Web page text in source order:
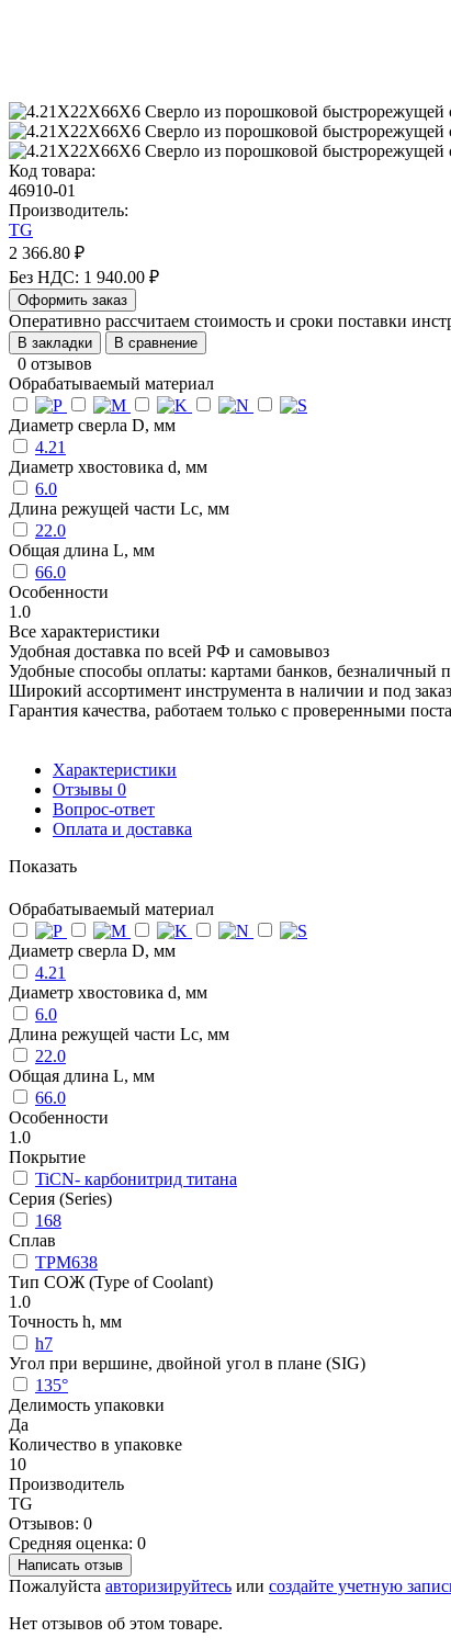
Код товара:
46910-01
Производитель:
TG
2 366.80 ₽
Без НДС: 1 940.00 ₽
Оформить заказ
Оперативно рассчитаем стоимость и сроки поставки
В закладки В сравнение
0 отзывов
Обрабатываемый материал
Диаметр сверла D, мм
4.21
Диаметр хвостовика d, мм
6.0
Длина режущей части Lc, мм
22.0
Общая длина L, мм
66.0
Особенности
1.0
Все характеристики
Удобная доставка по всей РФ и самовывоз
Удобные способы оплаты: картами банков, безналичный
Широкий ассортимент инструмента в наличии и под заказ
Гарантия качества, работаем только с проверенными
Характеристики
Отзывы 0
Вопрос-ответ
Оплата и доставка
Показать
Обрабатываемый материал
Диаметр сверла D, мм
4.21
Диаметр хвостовика d, мм
6.0
Длина режущей части Lc, мм
22.0
Общая длина L, мм
66.0
Особенности
1.0
Покрытие
TiCN- карбонитрид титана
Серия (Series)
168
Сплав
TPM638
Тип СОЖ (Type of Coolant)
1.0
Точность h, мм
h7
Угол при вершине, двойной угол в плане (SIG)
135°
Делимость упаковки
Да
Количество в упаковке
10
Производитель
TG
Отзывов: 0
Средняя оценка: 0
Написать отзыв
Пожалуйста авторизируйтесь или создайте учетную
Нет отзывов об этом товаре.